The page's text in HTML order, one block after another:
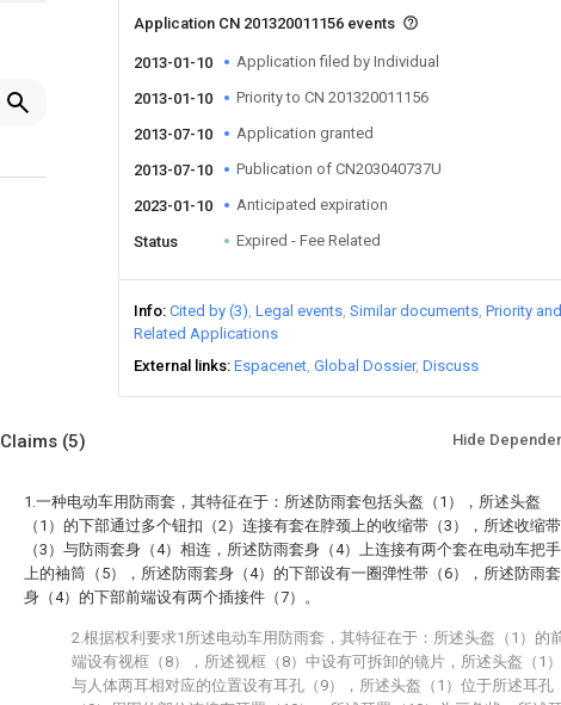
Application CN 201320011156 events
2013-01-10 Application filed by Individual
2013-01-10 Priority to CN 201320011156
2013-07-10 Application granted
2013-07-10 Publication of CN203040737U
2023-01-10 Anticipated expiration
Status Expired - Fee Related
Info Cited by (3) Legal events Similar documents Priority and
Related Applications
External links Espacenet Global Dossier Discuss
Claims (5) Hide
1.一种电动车用防雨套，其特征在于：所述防雨套包括头盔（1），所述头盔
（1）的下部通过多个钮扣（2）连接有套在脖颈上的收缩带（3），所述收缩带
（3）与防雨套身（4）相连，所述防雨套身（4）上连接有两个套在电动车把手
上的袖筒（5），所述防雨套身（4）的下部设有一圈弹性带（6），所述防雨套
身（4）的下部前端设有两个插接件（7）。
2.根据权利要求1所述电动车用防雨套，其特征在于：所述头盔（1）的
端设有视框（8），所述视框（8）中设有可拆卸的镜片，所述头盔（1）
与人体两耳相对应的位置设有耳孔（9），所述头盔（1）位于所述耳孔